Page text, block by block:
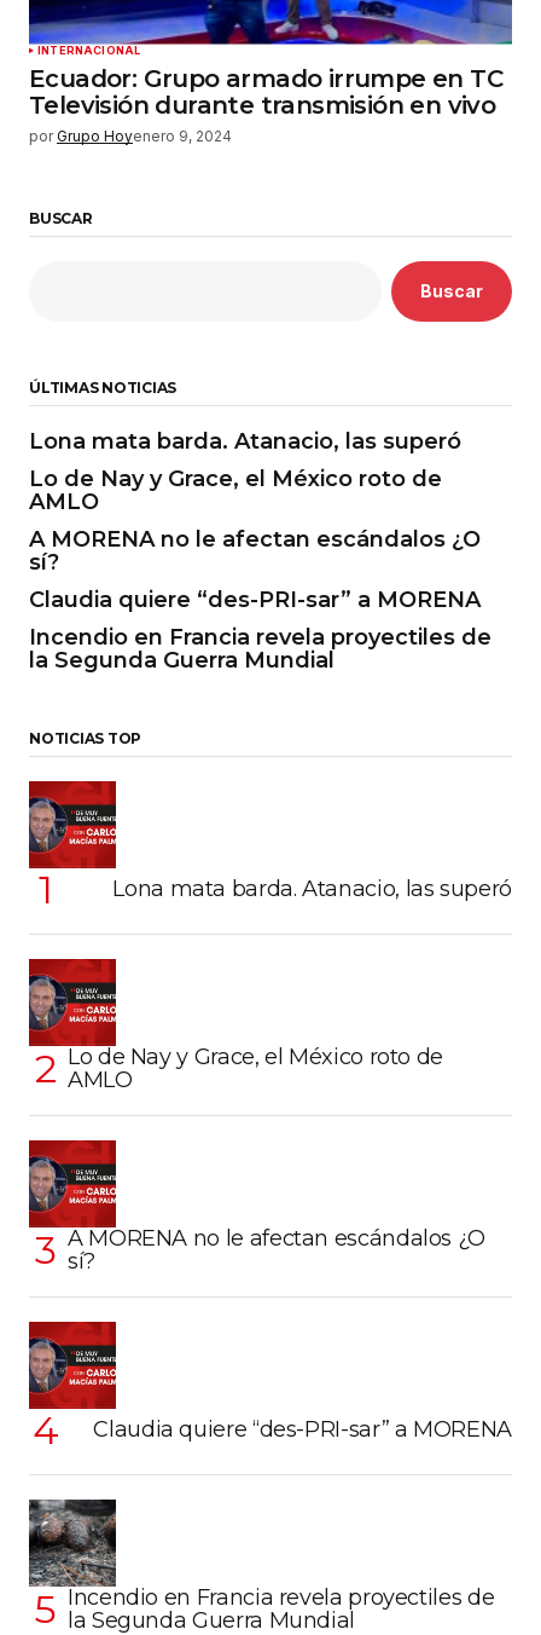
INTERNACIONAL
Ecuador: Grupo armado irrumpe en TC
Televisión durante transmisión en vivo
por Grupo Hoyenero 9, 2024
BUSCAR
Buscar
ÚLTIMAS NOTICIAS
Lona mata barda. Atanacio, las superó
Lo de Nay y Grace, el México roto de
AMLO
A MORENA no le afectan escándalos ¿O
sí?
Claudia quiere “des-PRI-sar” a MORENA
Incendio en Francia revela proyectiles de
la Segunda Guerra Mundial
NOTICIAS TOP
Lona mata barda. Atanacio, las superó
Lo de Nay y Grace, el México roto de
AMLO
A MORENA no le afectan escándalos ¿O
sí?
Claudia quiere “des-PRI-sar” a MORENA
Incendio en Francia revela proyectiles de
la Segunda Guerra Mundial